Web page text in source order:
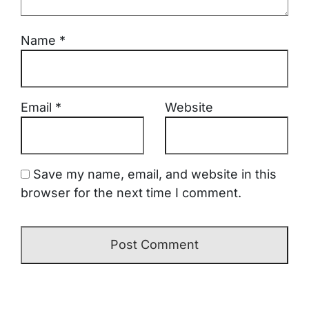
Name *
Email * Website
Save my name, email, and website in this
browser for the next time I comment.